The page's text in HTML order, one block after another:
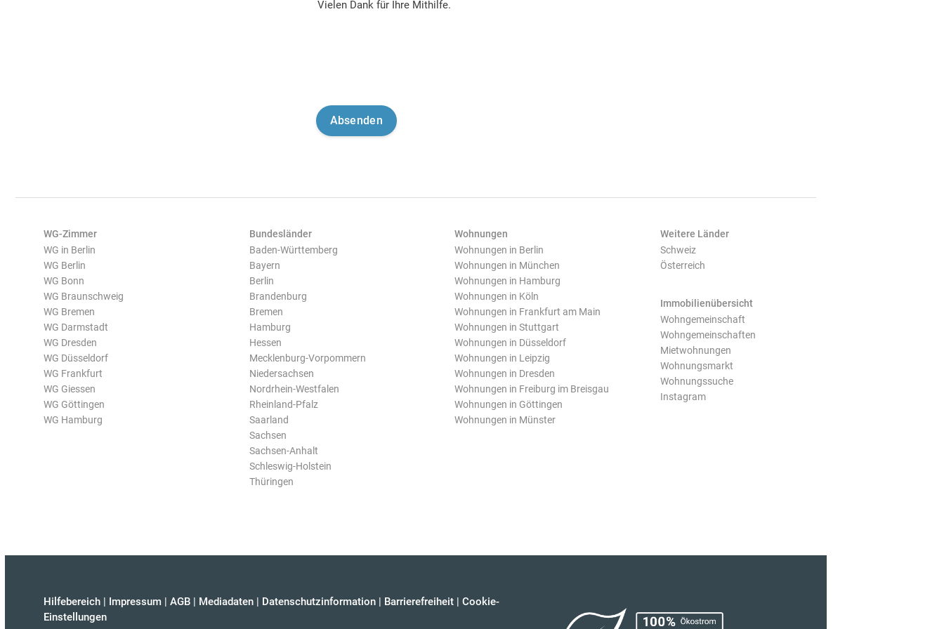
Vielen Dank für Ihre Mithilfe.
WG-Zimmer
WG in Berlin
WG Berlin
WG Bonn
WG Braunschweig
WG Bremen
WG Darmstadt
WG Dresden
WG Düsseldorf
WG Frankfurt
WG Giessen
WG Göttingen
WG Hamburg
Bundesländer
Baden-Württemberg
Bayern
Berlin
Brandenburg
Bremen
Hamburg
Hessen
Mecklenburg-Vorpommern
Niedersachsen
Nordrhein-Westfalen
Rheinland-Pfalz
Saarland
Sachsen
Sachsen-Anhalt
Schleswig-Holstein
Thüringen
Wohnungen
Wohnungen in Berlin
Wohnungen in München
Wohnungen in Hamburg
Wohnungen in Köln
Wohnungen in Frankfurt am Main
Wohnungen in Stuttgart
Wohnungen in Düsseldorf
Wohnungen in Leipzig
Wohnungen in Dresden
Wohnungen in Freiburg im Breisgau
Wohnungen in Göttingen
Wohnungen in Münster
Weitere Länder
Schweiz
Österreich
Immobilienübersicht
Wohngemeinschaft
Wohngemeinschaften
Mietwohnungen
Wohnungsmarkt
Wohnungssuche
Instagram
Hilfebereich | Impressum | AGB | Mediadaten | Datenschutzinformation | Barrierefreiheit | Cookie-
Einstellungen